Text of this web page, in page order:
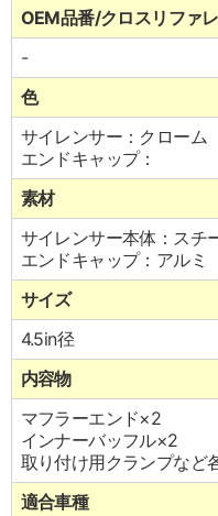
OEM品番/クロスリファ
-
色
サイレンサー：クローム
エンドキャップ：
素材
サイレンサー本体：スチ
エンドキャップ：アルミ
サイズ
4.5in径
内容物
マフラーエンド×2
インナーバッフル×2
取り付け用クランプなど
適合車種